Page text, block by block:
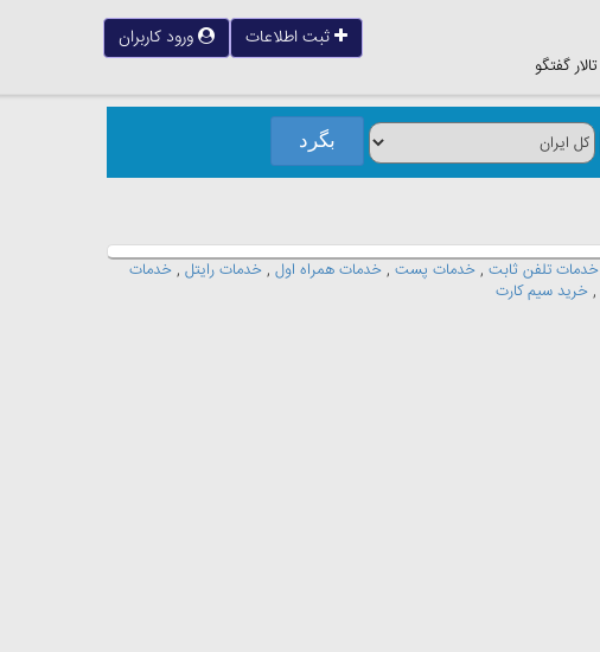
تالار گفتگو
ثبت اطلاعات ورود کاربران
خدمات تلفن ثابت , خدمات پست , خدمات همراه اول , خدمات رايتل , خدمات
, خريد سيم کارت